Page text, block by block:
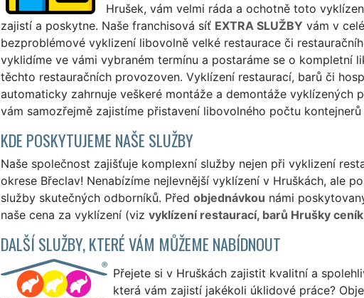
Hrušek, vám velmi ráda a ochotně toto
zajistí a poskytne. Naše franchisová síť EXTRA SLUŽBY vám v
bezproblémové vyklizení libovolně velké restaurace či
vyklidíme ve vámi vybraném termínu a postaráme se o kompletní
těchto restauračních provozoven. Vyklízení restaurací, barů či
automaticky zahrnuje veškeré montáže a demontáže vyklízených
vám samozřejmě zajistíme přistavení libovolného počtu
KDE POSKYTUJEME NAŠE SLUŽBY
Naše společnost zajišťuje komplexní služby nejen při vyklizení
okrese Břeclav! Nenabízíme nejlevnější vyklízení v Hruškách, ale
služby skutečných odborníků. Před objednávkou námi
naše cena za vyklízení (viz vyklízení restaurací, barů Hrušky ceník
DALŠÍ SLUŽBY, KTERÉ VÁM MŮŽEME NABÍDNOUT
Přejete si v Hruškách zajistit kvalitní a
která vám zajistí jakékoli úklidové práce?